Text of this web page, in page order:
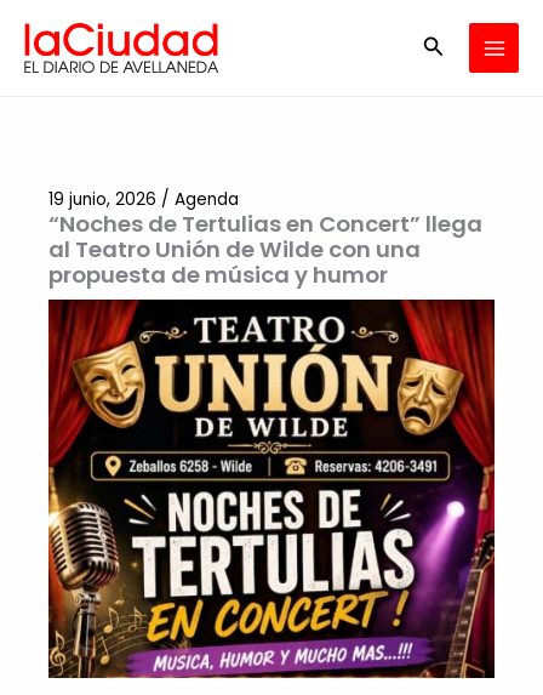
contenido
Buscar
“Noches de Tertulias en Concert” llega
al Teatro Unión de Wilde con una
propuesta de música y humor
19 junio, 2026 / Agenda